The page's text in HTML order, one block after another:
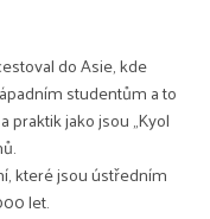
do Asie, kde
studentům a to
jako jsou „Kyol
které jsou ústředním
let.